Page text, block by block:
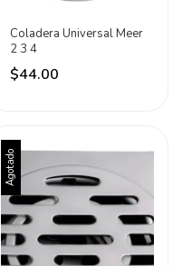
Coladera Universal Meer
2 3 4
$44.00
Agotado